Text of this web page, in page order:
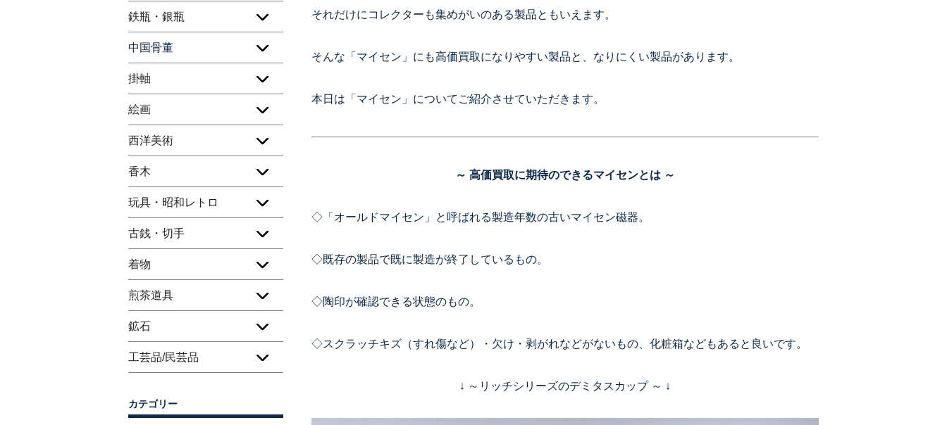
それだけにコレクターも集めがいのある製品ともいえます。
そんな「マイセン」にも高価買取になりやすい製品と、なりにくい製品があります。
本日は「マイセン」についてご紹介させていただきます。
～ 高価買取に期待のできるマイセンとは ～
◇「オールドマイセン」と呼ばれる製造年数の古いマイセン磁器。
◇既存の製品で既に製造が終了しているもの。
◇陶印が確認できる状態のもの。
◇スクラッチキズ（すれ傷など）・欠け・剥がれなどがないもの、化粧箱などもあると良いです。
↓ ～リッチシリーズのデミタスカップ ～ ↓
鉄瓶・銀瓶
中国骨董
掛軸
絵画
西洋美術
香木
玩具・昭和レトロ
古銭・切手
着物
煎茶道具
鉱石
工芸品/民芸品
カテゴリー